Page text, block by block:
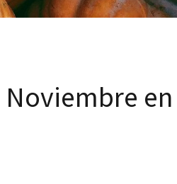
Noviembre